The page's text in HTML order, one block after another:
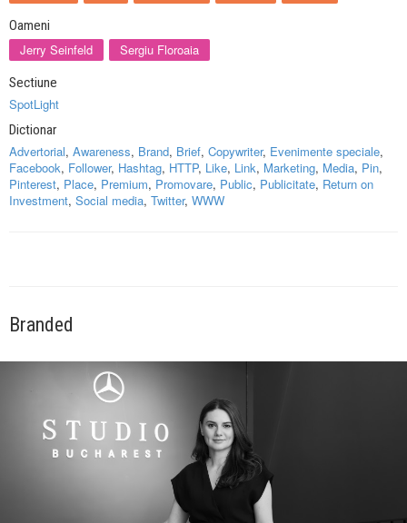
Oameni
Jerry Seinfeld Sergiu Floroaia
Sectiune
SpotLight
Dictionar
Advertorial, Awareness, Brand, Brief, Copywriter, Evenimente speciale,
Facebook, Follower, Hashtag, HTTP, Like, Link, Marketing, Media, Pin,
Pinterest, Place, Premium, Promovare, Public, Publicitate, Return on
Investment, Social media, Twitter, WWW
Branded